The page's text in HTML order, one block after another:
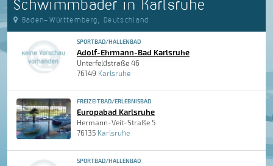
Schwimmbäder in Karlsruhe
Baden-Württemberg, Deutschland
SPORTBAD/HALLENBAD
Adolf-Ehrmann-Bad Karlsruhe
Unterfeldstraße 46
76149 Karlsruhe
FREIZEITBAD/ERLEBNISBAD
Europabad Karlsruhe
Hermann-Veit-Straße 5
76135 Karlsruhe
SPORTBAD/HALLENBAD